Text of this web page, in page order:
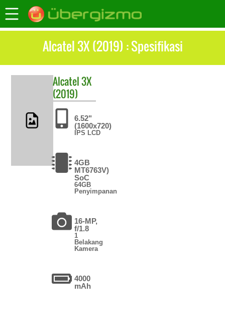
Alcatel 3X (2019) : Spesifikasi
Alcatel3X
(2019)
6.52"
(1600x720)
IPS LCD
4GB
MT6763V)
SoC
64GB
Penyimpanan
16-MP,
f/1.8
1
Belakang
Kamera
4000
mAh